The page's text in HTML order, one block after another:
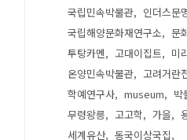
국립민속박물관
인더스문
국립해양문화재연구소
문
투탕카멘
고대이집트
미
온양민속박물관
고려거란
학예연구사
museum 박
무령왕릉
고고학 가을
세계유산
동국이상국집